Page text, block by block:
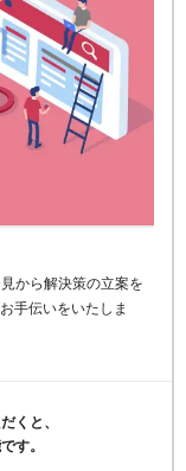
から解決策の立案を
手伝いをいたしま
くと、
す。